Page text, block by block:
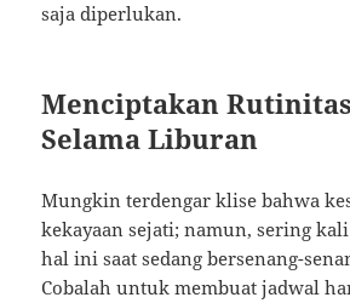
saja diperlukan.
Menciptakan
Selama Liburan
Mungkin terdengar klise bahwa
kekayaan sejati; namun, sering
hal ini saat sedang bersenang-
Cobalah untuk membuat jadwal